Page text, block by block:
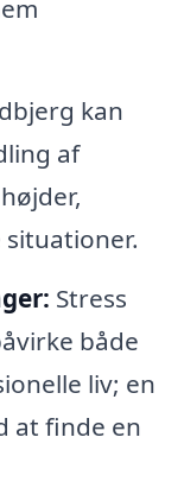
kan
af
situationer.
Stress
både
liv; en
at finde en